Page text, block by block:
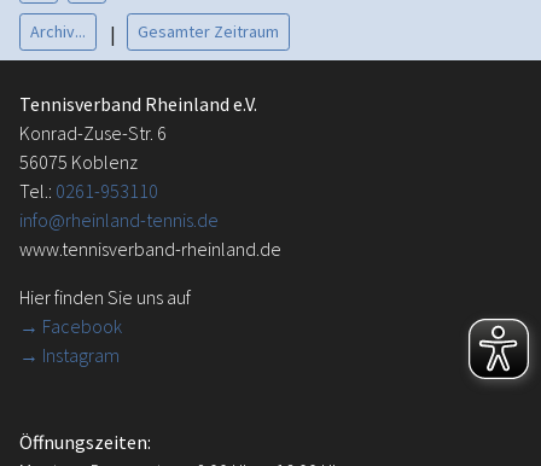
Archiv... | Gesamter Zeitraum
Tennisverband Rheinland e.V.
Konrad-Zuse-Str. 6
56075 Koblenz
Tel.: 0261-953110
info@rheinland-tennis.de
www.tennisverband-rheinland.de
Hier finden Sie uns auf
→ Facebook
→ Instagram
Öffnungszeiten: